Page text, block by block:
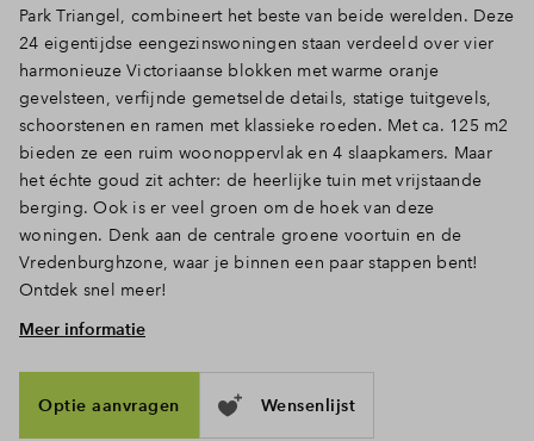
Park Triangel, combineert het beste van beide werelden. Deze
24 eigentijdse eengezinswoningen staan verdeeld over vier
harmonieuze Victoriaanse blokken met warme oranje
gevelsteen, verfijnde gemetselde details, statige tuitgevels,
schoorstenen en ramen met klassieke roeden. Met ca. 125 m2
bieden ze een ruim woonoppervlak en 4 slaapkamers. Maar
het échte goud zit achter: de heerlijke tuin met vrijstaande
berging. Ook is er veel groen om de hoek van deze
woningen. Denk aan de centrale groene voortuin en de
Vredenburghzone, waar je binnen een paar stappen bent!
Ontdek snel meer!
Ruimte, licht en openslaande deuren naar de tuin
toilet en trapopgang loop je door naar het woongedeelte,
waar het daglicht door de hoge ramen en deuren rijkelijk
Meer informatie
Optie aanvragen Wensenlijst